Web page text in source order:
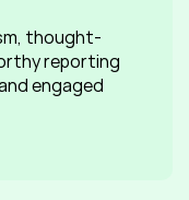
thought-
reporting
engaged